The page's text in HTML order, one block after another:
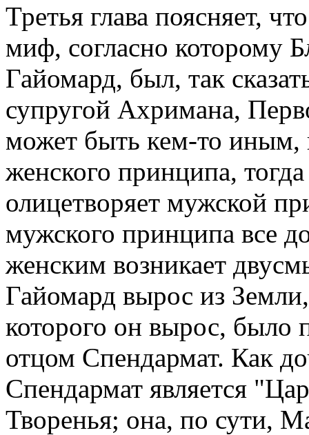
Третья глава поясняет,
миф, согласно которому
Гайомард, был, так
супругой Ахримана,
может быть кем-то иным,
женского принципа,
олицетворяет мужской
мужского принципа все
женским возникает
Гайомард вырос из
которого он вырос,
отцом Спендармат. Как
Спендармат является
Творенья; она, по сути,